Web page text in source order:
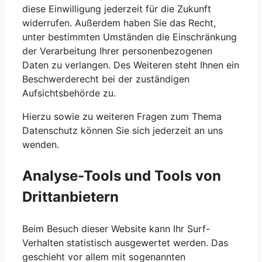
diese Einwilligung jederzeit für die Zukunft
widerrufen. Außerdem haben Sie das Recht,
unter bestimmten Umständen die Einschränkung
der Verarbeitung Ihrer personenbezogenen
Daten zu verlangen. Des Weiteren steht Ihnen ein
Beschwerderecht bei der zuständigen
Aufsichtsbehörde zu.
Hierzu sowie zu weiteren Fragen zum Thema
Datenschutz können Sie sich jederzeit an uns
wenden.
Analyse-Tools und Tools von
Dritt­anbietern
Beim Besuch dieser Website kann Ihr Surf-
Verhalten statistisch ausgewertet werden. Das
geschieht vor allem mit sogenannten